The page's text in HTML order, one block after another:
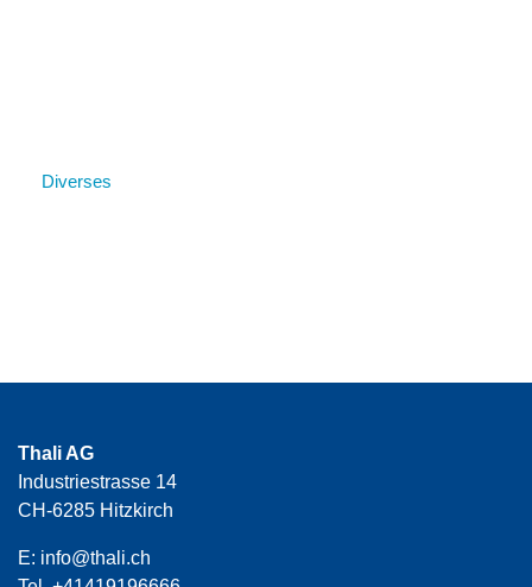
Diverses
Thali AG
Industriestrasse 14
CH-6285 Hitzkirch
E: info@thali.ch